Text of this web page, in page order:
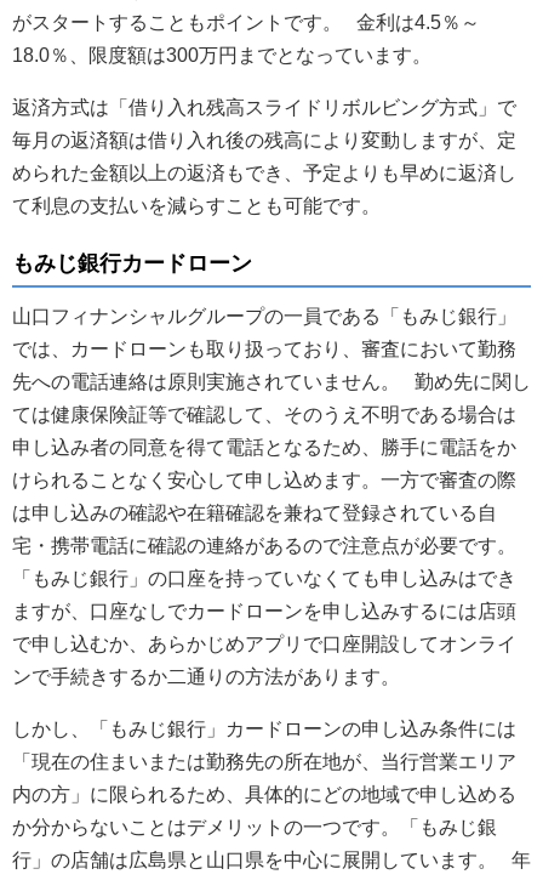
がスタートすることもポイントです。 金利は4.5％～
18.0％、限度額は300万円までとなっています。
返済方式は「借り入れ残高スライドリボルビング方式」で
毎月の返済額は借り入れ後の残高により変動しますが、定
められた金額以上の返済もでき、予定よりも早めに返済し
て利息の支払いを減らすことも可能です。
もみじ銀行カードローン
山口フィナンシャルグループの一員である「もみじ銀行」
では、カードローンも取り扱っており、審査において勤務
先への電話連絡は原則実施されていません。 勤め先に関し
ては健康保険証等で確認して、そのうえ不明である場合は
申し込み者の同意を得て電話となるため、勝手に電話をか
けられることなく安心して申し込めます。一方で審査の際
は申し込みの確認や在籍確認を兼ねて登録されている自
宅・携帯電話に確認の連絡があるので注意点が必要です。
「もみじ銀行」の口座を持っていなくても申し込みはでき
ますが、口座なしでカードローンを申し込みするには店頭
で申し込むか、あらかじめアプリで口座開設してオンライ
ンで手続きするか二通りの方法があります。
しかし、「もみじ銀行」カードローンの申し込み条件には
「現在の住まいまたは勤務先の所在地が、当行営業エリア
内の方」に限られるため、具体的にどの地域で申し込める
か分からないことはデメリットの一つです。「もみじ銀
行」の店舗は広島県と山口県を中心に展開しています。 年